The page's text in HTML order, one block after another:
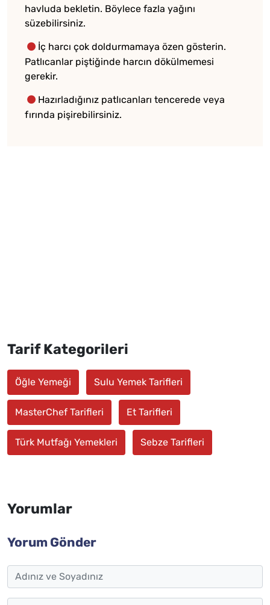
havluda bekletin. Böylece fazla yağını
süzebilirsiniz.
İç harcı çok doldurmamaya özen gösterin.
Patlıcanlar piştiğinde harcın dökülmemesi
gerekir.
Hazırladığınız patlıcanları tencerede veya
fırında pişirebilirsiniz.
Tarif Kategorileri
Öğle Yemeği Sulu Yemek Tarifleri
MasterChef Tarifleri Et Tarifleri
Türk Mutfağı Yemekleri Sebze Tarifleri
Yorumlar
Yorum Gönder